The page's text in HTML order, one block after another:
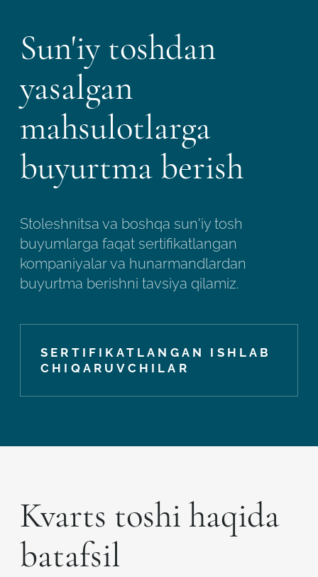
Sun'iy toshdan
yasalgan
mahsulotlarga
buyurtma berish
Stoleshnitsa va boshqa sun'iy tosh
buyumlarga faqat sertifikatlangan
kompaniyalar va hunarmandlardan
buyurtma berishni tavsiya qilamiz.
SERTIFIKATLANGAN ISHLAB
CHIQARUVCHILAR
Kvarts toshi haqida
batafsil